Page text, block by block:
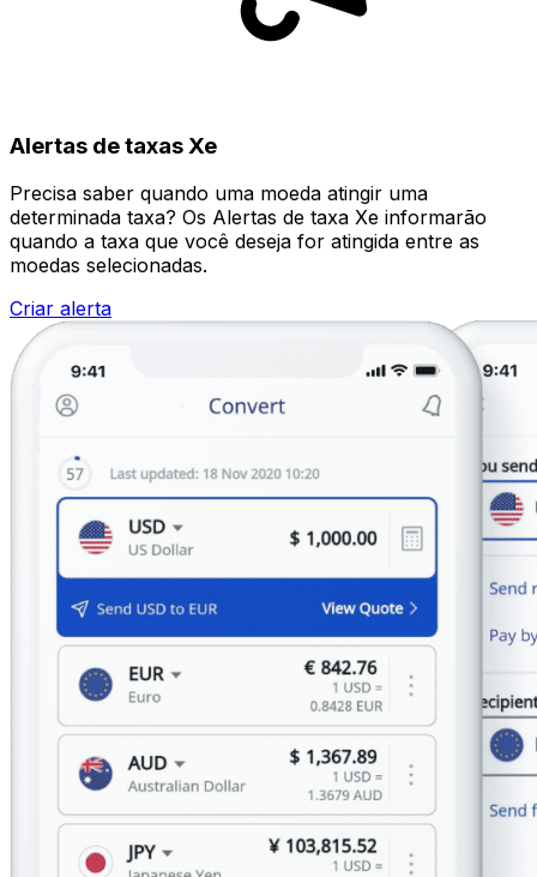
Alertas de taxas Xe
Precisa saber quando uma moeda atingir uma
determinada taxa? Os Alertas de taxa Xe informarão
quando a taxa que você deseja for atingida entre as
moedas selecionadas.
Criar alerta